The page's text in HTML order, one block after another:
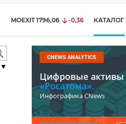
MOEXIT 1796,06 -0,36 КАТАЛОГ
▼
CNEWS ANALYTICS
Цифровые активы
«Росатома».
Инфографика CNews